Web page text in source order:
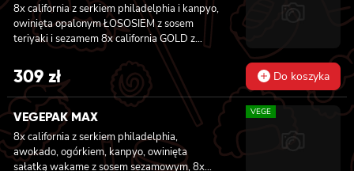
8x california z serkiem philadelphia i kanpyo,
owinięta opalonym ŁOSOSIEM z sosem
teriyaki i sezamem 8x california GOLD z
krewetką w tempurze, ogórkiem i
majonezem lekko pikantnym, sosem teriyaki i
sezamem owinięta WĘGORZEM 8x california
GOLD z krewetką w tempurze, ogórkiem i
majonezem lekko pikantnym owinięta
TUŃCZYKIEM 8x california GOLD z krewetką
w tempurze, ogórkiem i majonezem lekko
pikantnym, sezamem owinięta KREWETKĄ
309 zł Do koszyka
VEGEPAK MAX
8x california z serkiem philadelphia,
awokado, ogórkiem, kanpyo, owinięta
sałatką wakame z sosem sezamowym, 8x
VEGE